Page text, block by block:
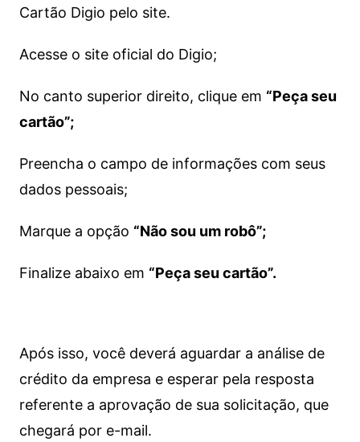
Cartão Digio pelo site.
Acesse o site oficial do Digio;
No canto superior direito, clique em “Peça seu
cartão”;
Preencha o campo de informações com seus
dados pessoais;
Marque a opção “Não sou um robô”;
Finalize abaixo em “Peça seu cartão”.
Após isso, você deverá aguardar a análise de
crédito da empresa e esperar pela resposta
referente a aprovação de sua solicitação, que
chegará por e-mail.